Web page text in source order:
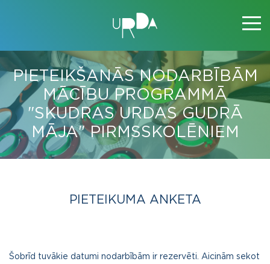
PIETEIKŠANĀS NODARBĪBĀM
MĀCĪBU PROGRAMMĀ
"SKUDRAS URDAS GUDRĀ
MĀJA" PIRMSSKOLĒNIEM
PIETEIKUMA ANKETA
Šobrīd tuvākie datumi nodarbībām ir rezervēti. Aicinām sekot